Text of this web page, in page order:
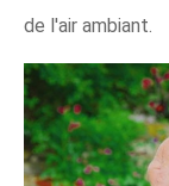
de l'air ambiant.